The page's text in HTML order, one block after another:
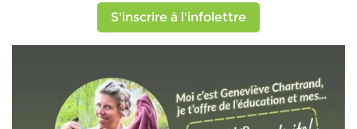
S'inscrire à l'infolettre